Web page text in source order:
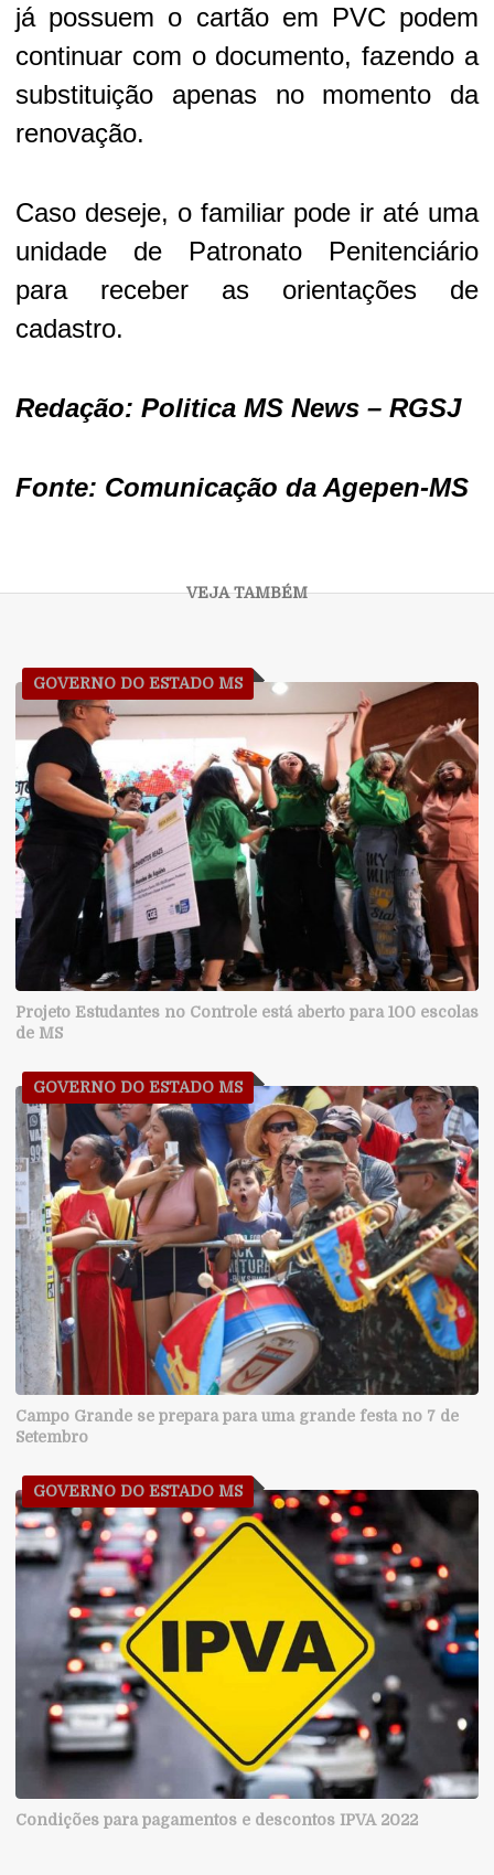
já possuem o cartão em PVC podem
continuar com o documento, fazendo a
substituição apenas no momento da
renovação.
Caso deseje, o familiar pode ir até uma
unidade de Patronato Penitenciário
para receber as orientações de
cadastro.
Redação: Politica MS News – RGSJ
Fonte: Comunicação da Agepen-MS
GOVERNO DO ESTADO MS
Projeto Estudantes no Controle está aberto para 100 escolas
de MS
GOVERNO DO ESTADO MS
Campo Grande se prepara para uma grande festa no 7 de
Setembro
GOVERNO DO ESTADO MS
Condições para pagamentos e descontos IPVA 2022